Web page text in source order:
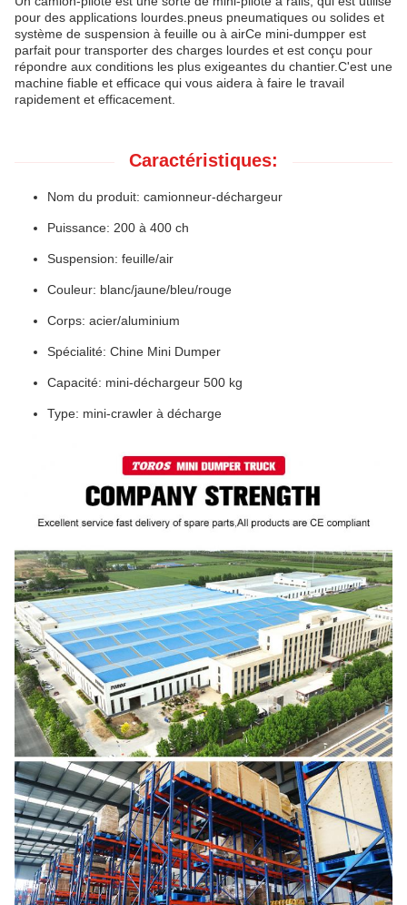
pour des applications lourdes.pneus pneumatiques ou solides et
système de suspension à feuille ou à airCe mini-dumpper est
parfait pour transporter des charges lourdes et est conçu pour
répondre aux conditions les plus exigeantes du chantier.C'est une
machine fiable et efficace qui vous aidera à faire le travail
rapidement et efficacement.
Caractéristiques:
Nom du produit: camionneur-déchargeur
Puissance: 200 à 400 ch
Suspension: feuille/air
Couleur: blanc/jaune/bleu/rouge
Corps: acier/aluminium
Spécialité: Chine Mini Dumper
Capacité: mini-déchargeur 500 kg
Type: mini-crawler à décharge